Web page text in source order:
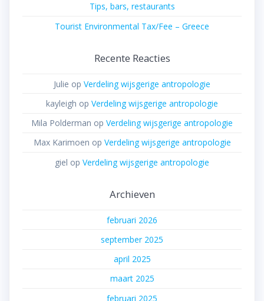
Tips, bars, restaurants
Tourist Environmental Tax/Fee – Greece
Recente Reacties
Julie op Verdeling wijsgerige antropologie
kayleigh op Verdeling wijsgerige antropologie
Mila Polderman op Verdeling wijsgerige antropologie
Max Karimoen op Verdeling wijsgerige antropologie
giel op Verdeling wijsgerige antropologie
Archieven
februari 2026
september 2025
april 2025
maart 2025
februari 2025